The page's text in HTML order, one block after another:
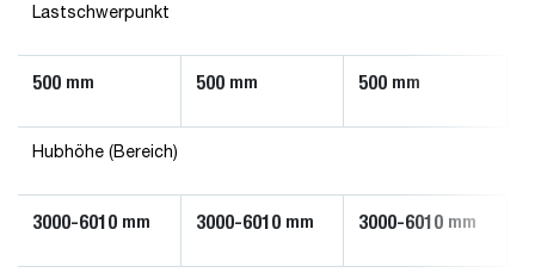
Lastschwerpunkt
500 mm 500 mm 500 mm
Hubhöhe (Bereich)
3000-6010 mm 3000-6010 mm 3000-6010 mm